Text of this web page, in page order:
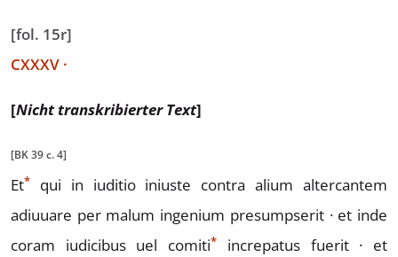
[fol. 15r]
CXXXV ·
[Nicht transkribierter Text]
[BK 39 c. 4]
Et*
qui in iuditio iniuste contra alium altercantem
adiuuare per malum ingenium presumpserit · et inde
coram iudicibus uel comiti*
increpatus fuerit · et